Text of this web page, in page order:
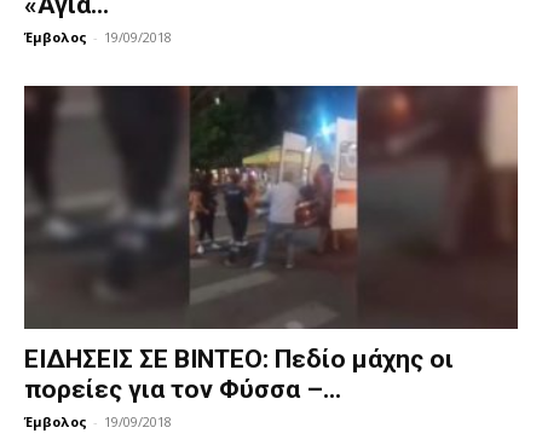
Έμβολος - 19/09/2018
ΕΙΔΗΣΕΙΣ ΣΕ ΒΙΝΤΕΟ: Πεδίο μάχης οι
πορείες για τον Φύσσα –...
Έμβολος - 19/09/2018